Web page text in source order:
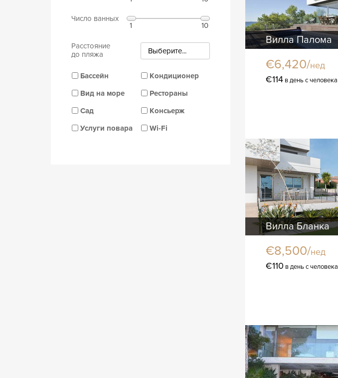
Число ванных
1 10
Расстояние
до пляжа
Выберите...
Бассейн
Вид на море
Сад
Услуги повара
Кондиционер
Рестораны
Консьерж
Wi-Fi
Вилла Палома
€6,420/нед
€114 в день с человека
Вилла Бланка
€8,500/нед
€110 в день с человека